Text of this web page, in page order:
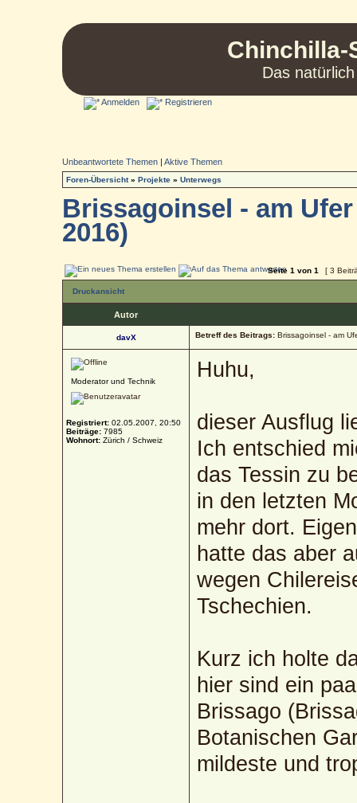
Chinchilla-
Das
Anmelden Registrieren
Unbeantwortete Themen |Aktive Themen
Foren-Übersicht»Projekte »Unterwegs
Brissagoinsel - am
2016)
Seite1 von1 [ 3
Druckansicht
Autor
davX Betreff des Beitrags: Brissagoinsel - am
Moderator und Technik
Registriert: 02.05.2007, 20:50
Beiträge: 7985
Wohnort: Zürich / Schweiz
Huhu,
dieser Ausflug
Ich entschied
das Tessin zu
in den letzten
mehr dort.
hatte das aber
wegen
Tschechien.
Kurz ich holte
hier sind ein
Brissago
Botanischen
mildeste und